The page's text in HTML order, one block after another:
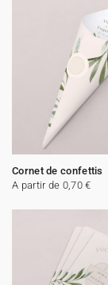
Cornet de confettis
A partir de 0,70 €